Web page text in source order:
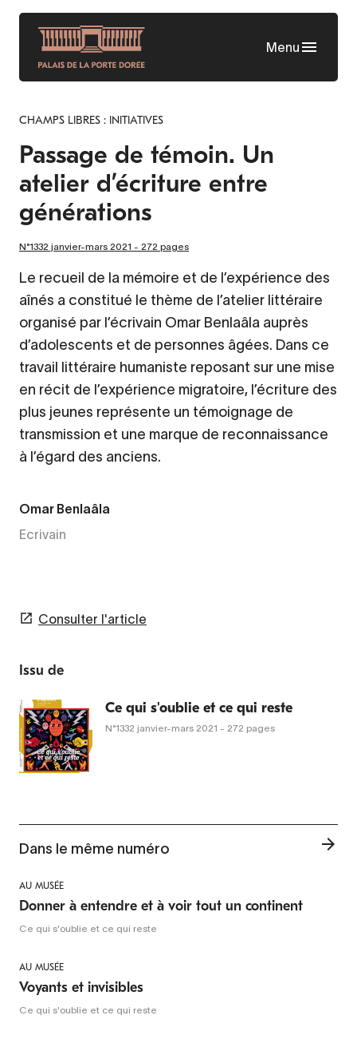
Skip
content
Menu
CHAMPS LIBRES : INITIATIVES
Passage de témoin. Un
atelier d’écriture entre
générations
N°1332 janvier-mars 2021 - 272 pages
Le recueil de la mémoire et de l’expérience des
aînés a constitué le thème de l’atelier littéraire
organisé par l’écrivain Omar Benlaâla auprès
d’adolescents et de personnes âgées. Dans ce
travail littéraire humaniste reposant sur une mise
en récit de l’expérience migratoire, l’écriture des
plus jeunes représente un témoignage de
transmission et une marque de reconnaissance
à l’égard des anciens.
Omar Benlaâla
Ecrivain
Consulter l'article
Issu de
Ce qui s'oublie et ce qui reste
N°1332 janvier-mars 2021 - 272 pages
Dans le même numéro
AU MUSÉE
Donner à entendre et à voir tout un continent
Ce qui s'oublie et ce qui reste
AU MUSÉE
Voyants et invisibles
Ce qui s'oublie et ce qui reste